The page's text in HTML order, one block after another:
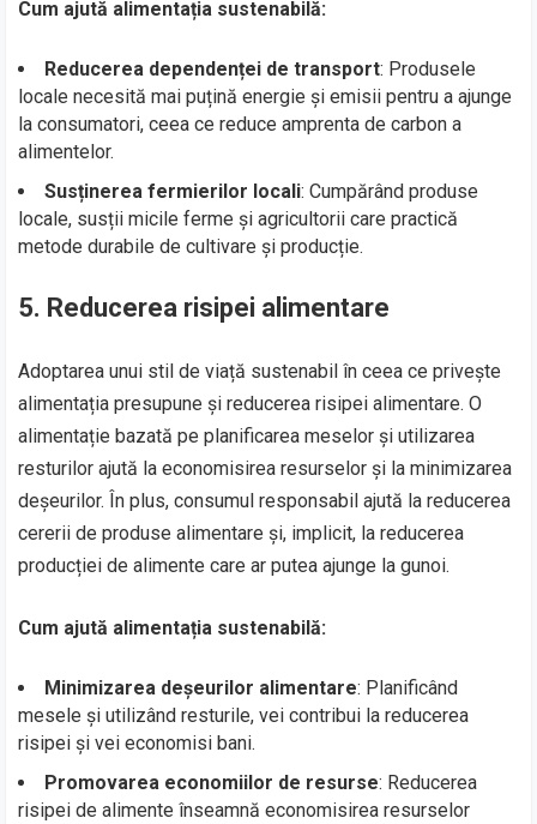
Cum ajută alimentația sustenabilă:
Reducerea dependenței de transport: Produsele
locale necesită mai puțină energie și emisii pentru a ajunge
la consumatori, ceea ce reduce amprenta de carbon a
alimentelor.
Susținerea fermierilor locali: Cumpărând produse
locale, susții micile ferme și agricultorii care practică
metode durabile de cultivare și producție.
5. Reducerea risipei alimentare
Adoptarea unui stil de viață sustenabil în ceea ce privește
alimentația presupune și reducerea risipei alimentare. O
alimentație bazată pe planificarea meselor și utilizarea
resturilor ajută la economisirea resurselor și la minimizarea
deșeurilor. În plus, consumul responsabil ajută la reducerea
cererii de produse alimentare și, implicit, la reducerea
producției de alimente care ar putea ajunge la gunoi.
Cum ajută alimentația sustenabilă:
Minimizarea deșeurilor alimentare: Planificând
mesele și utilizând resturile, vei contribui la reducerea
risipei și vei economisi bani.
Promovarea economiilor de resurse: Reducerea
risipei de alimente înseamnă economisirea resurselor